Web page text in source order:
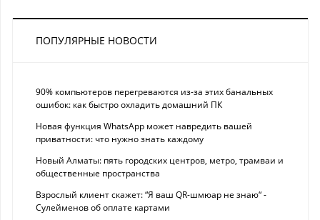
ПОПУЛЯРНЫЕ НОВОСТИ
90% компьютеров перегреваются из-за этих банальных
ошибок: как быстро охладить домашний ПК
Новая функция WhatsApp может навредить вашей
приватности: что нужно знать каждому
Новый Алматы: пять городских центров, метро, трамваи и
общественные пространства
Взрослый клиент скажет: “Я ваш QR-шмюар не знаю“ -
Сулейменов об оплате картами